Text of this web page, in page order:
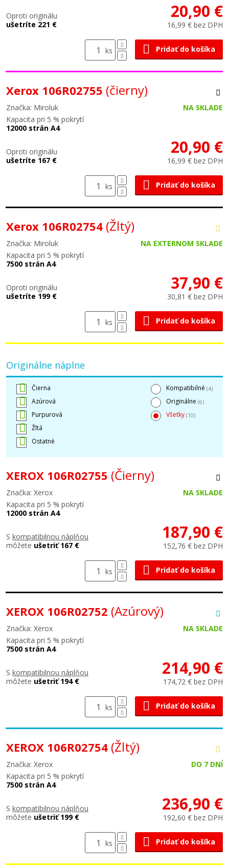
Oproti originálu
ušetríte 221 €
20,90 €
16,99 € bez DPH
ks Pridať do košíka
Xerox 106R02755 (čierny)
Značka: Miroluk
NA SKLADE
Kapacita pri 5 % pokrytí
12000 strán A4
Oproti originálu
ušetríte 167 €
20,90 €
16,99 € bez DPH
ks Pridať do košíka
Xerox 106R02754 (Žltý)
Značka: Miroluk
NA EXTERNOM SKLADE
Kapacita pri 5 % pokrytí
7500 strán A4
Oproti originálu
ušetríte 199 €
37,90 €
30,81 € bez DPH
ks Pridať do košíka
Originálne náplne
Čierna
Azúrová
Purpurová
Žltá
Ostatné
Kompatibilné (4)
Originálne (6)
Všetky (10)
XEROX 106R02755 (Čierny)
Značka: Xerox
NA SKLADE
Kapacita pri 5 % pokrytí
12000 strán A4
S kompatibilnou náplňou
môžete ušetriť 167 €
187,90 €
152,76 € bez DPH
ks Pridať do košíka
XEROX 106R02752 (Azúrový)
Značka: Xerox
NA SKLADE
Kapacita pri 5 % pokrytí
7500 strán A4
S kompatibilnou náplňou
môžete ušetriť 194 €
214,90 €
174,72 € bez DPH
ks Pridať do košíka
XEROX 106R02754 (Žltý)
Značka: Xerox
DO 7 DNÍ
Kapacita pri 5 % pokrytí
7500 strán A4
S kompatibilnou náplňou
môžete ušetriť 199 €
236,90 €
192,60 € bez DPH
ks Pridať do košíka